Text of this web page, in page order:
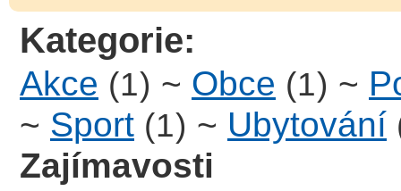
Kategorie:
Akce (1) ~ Obce (1) ~
~ Sport (1) ~ Ubytování
Zajímavosti